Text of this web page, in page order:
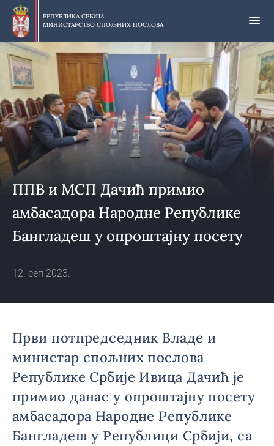
Прескочи
главни
део
садржаја
РЕПУБЛИКА СРБИЈА
МИНИСТАРСТВО СПОЉНИХ ПОСЛОВА
ППВ и МСП Дачић примио
амбасадора Народне Републике
Бангладеш у опроштајну посету
12. сеп 2023.
Први потпредседник Владе и
министар спољних послова
Републике Србије Ивица Дачић је
примио данас у опроштајну посету
амбасадора Народне Републике
Бангладеш у Републици Србији, са